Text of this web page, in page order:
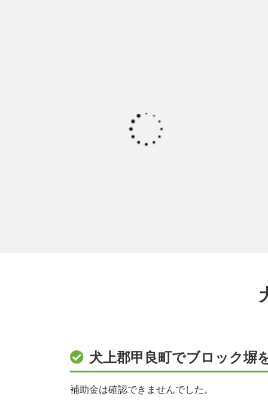
犬上郡甲良町でブロック塀
補助金は確認できませんでした。